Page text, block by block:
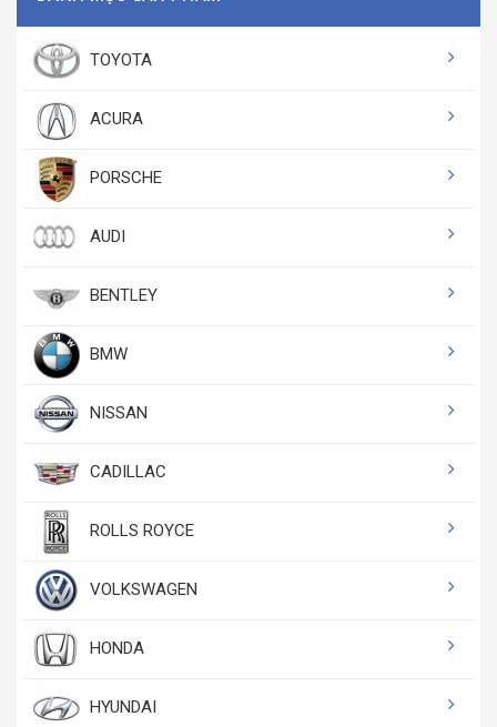
TOYOTA
ACURA
PORSCHE
AUDI
BENTLEY
BMW
NISSAN
CADILLAC
ROLLS ROYCE
VOLKSWAGEN
HONDA
HYUNDAI